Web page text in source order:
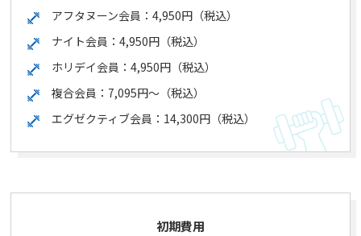
アフタヌーン会員：4,950円（税込）
ナイト会員：4,950円（税込）
ホリデイ会員：4,950円（税込）
複合会員：7,095円～（税込）
エグゼクティブ会員：14,300円（税込）
初期費用